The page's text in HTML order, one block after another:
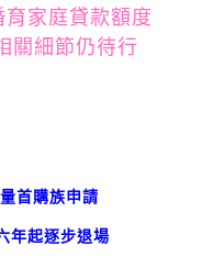
家庭貸款額度
關細節仍待行
首購族申請
年起逐步退場